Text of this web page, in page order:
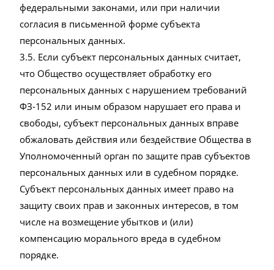
федеральными законами, или при наличии
согласия в письменной форме субъекта
персональных данных.
3.5. Если субъект персональных данных считает,
что Общество осуществляет обработку его
персональных данных с нарушением требований
ФЗ-152 или иным образом нарушает его права и
свободы, субъект персональных данных вправе
обжаловать действия или бездействие Общества в
Уполномоченный орган по защите прав субъектов
персональных данных или в судебном порядке.
Субъект персональных данных имеет право на
защиту своих прав и законных интересов, в том
числе на возмещение убытков и (или)
компенсацию морального вреда в судебном
порядке.